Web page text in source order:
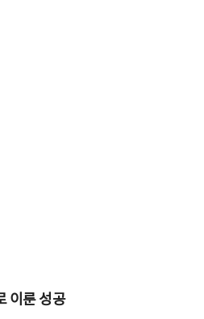
이룬 성공